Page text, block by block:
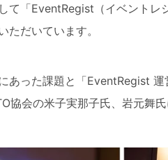
て「EventRegist（イベント
ただいています。
あった課題と「EventRegist
協会の米子実那子氏、岩元舞氏